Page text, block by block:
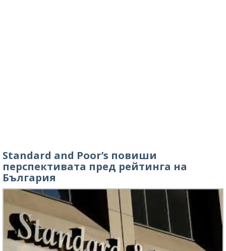
Standard and Poor’s повиши
перспективата пред рейтинга на
България